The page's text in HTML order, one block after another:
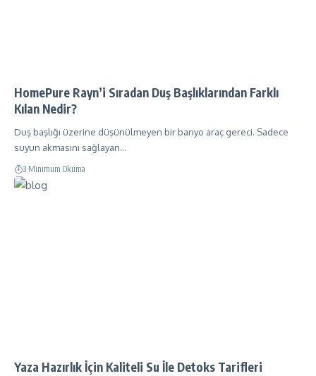
HomePure Rayn’i Sıradan Duş Başlıklarından Farklı
Kılan Nedir?
Duş başlığı üzerine düşünülmeyen bir banyo araç gereci. Sadece
suyun akmasını sağlayan…
3 Minimum Okuma
Yaza Hazırlık İçin Kaliteli Su İle Detoks Tarifleri